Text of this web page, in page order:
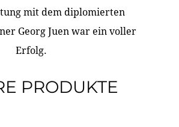
mit dem diplomierten
Georg Juen war ein voller
Erfolg.
PRODUKTE